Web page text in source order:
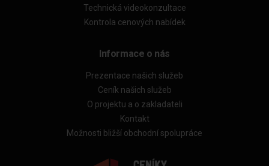
Technická videokonzultace
Kontrola cenových nabídek
Informace o nás
Prezentace našich služeb
Ceník našich služeb
O projektu a o zakladateli
Kontakt
Možnosti bližší obchodní spolupráce